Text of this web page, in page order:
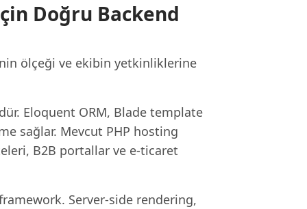
Doğru Backend
ölçeği ve ekibin yetkinliklerine
Eloquent ORM, Blade template
sağlar. Mevcut PHP hosting
B2B portallar ve e-ticaret
Server-side rendering,